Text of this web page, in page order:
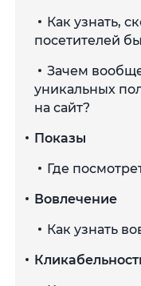
Как узнать,
посетителей
Зачем
уникальных
на сайт?
Показы
Где
Вовлечение
Как узнать